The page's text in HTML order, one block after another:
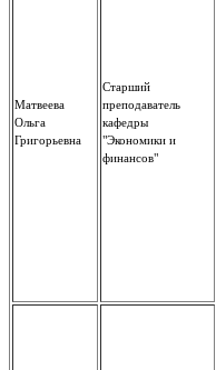
Матвеева
Ольга
Григорьевна
Старший
преподаватель
кафедры
"Экономики и
финансов"